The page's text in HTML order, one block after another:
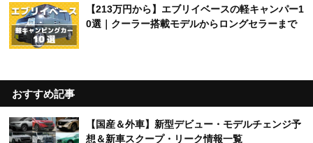
【213万円から】エブリイベースの軽キャンパー1
0選｜クーラー搭載モデルからロングセラーまで
おすすめ記事
【国産＆外車】新型デビュー・モデルチェンジ予
想＆新車スクープ・リーク情報一覧